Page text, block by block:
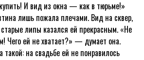
И вид из окна — как в тюрьме!»
лишь пожала плечами. Вид на сквер,
липы казался ей прекрасным. «Не
Чего ей не хватает?» — думает она.
такой: на свадьбе ей не понравилось